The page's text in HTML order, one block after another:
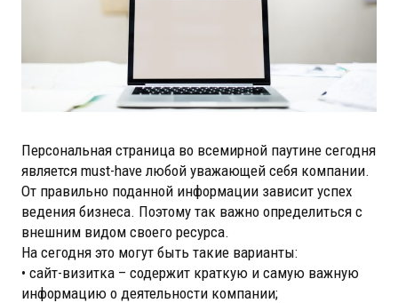
Персональная страница во всемирной паутине сегодня
является must-have любой уважающей себя компании.
От правильно поданной информации зависит успех
ведения бизнеса. Поэтому так важно определиться с
внешним видом своего ресурса.
На сегодня это могут быть такие варианты:
• сайт-визитка – содержит краткую и самую важную
информацию о деятельности компании;